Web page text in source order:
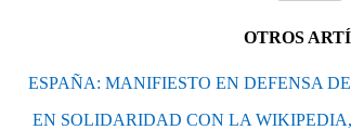
OTROS
ESPAÑA: MANIFIESTO EN DEFENSA
EN SOLIDARIDAD CON LA